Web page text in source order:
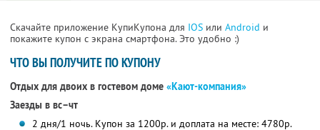
Скачайте приложение КупиКупона для IOS или Android и
покажите купон с экрана смартфона. Это удобно :)
ЧТО ВЫ ПОЛУЧИТЕ ПО КУПОНУ
Отдых для двоих в гостевом доме «Кают-компания»
Заезды в вс–чт
2 дня/1 ночь. Купон за 1200р. и доплата на месте: 4780р.